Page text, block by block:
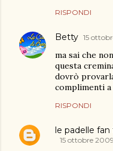
RISPONDI
Betty 15
ma sai che
questa
dovrò
complimenti a
RISPONDI
le padelle fan
15 ottobre